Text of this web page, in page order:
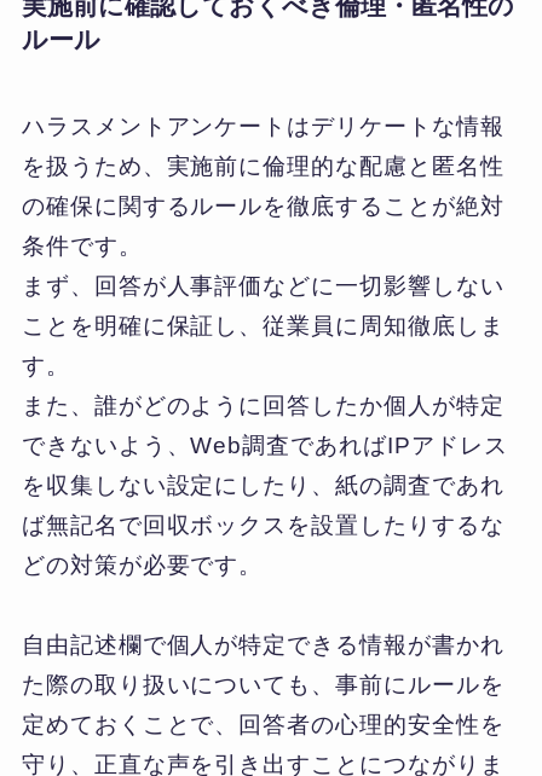
ルール
ハラスメントアンケートはデリケートな情報
を扱うため、実施前に倫理的な配慮と匿名性
の確保に関するルールを徹底することが絶対
条件です。
まず、回答が人事評価などに一切影響しない
ことを明確に保証し、従業員に周知徹底しま
す。
また、誰がどのように回答したか個人が特定
できないよう、Web調査であればIPアドレス
を収集しない設定にしたり、紙の調査であれ
ば無記名で回収ボックスを設置したりするな
どの対策が必要です。
自由記述欄で個人が特定できる情報が書かれ
た際の取り扱いについても、事前にルールを
定めておくことで、回答者の心理的安全性を
守り、正直な声を引き出すことにつながりま